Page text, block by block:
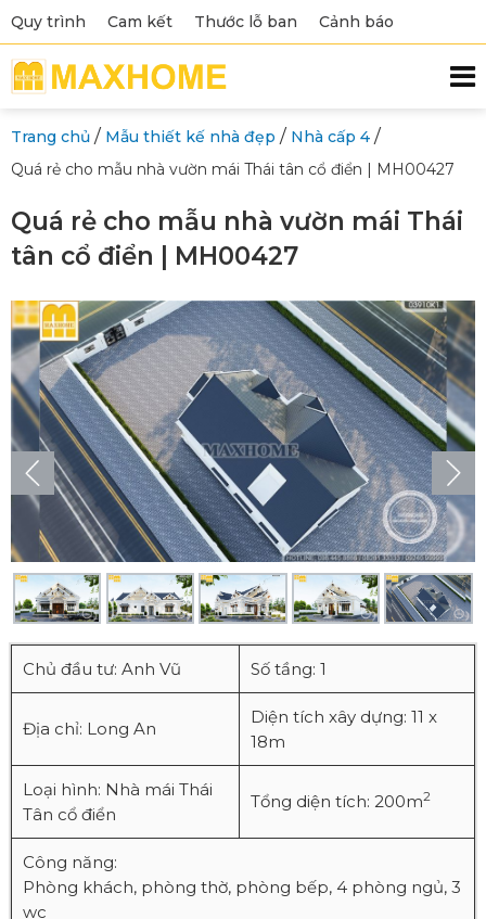
Quy trình Cam kết Thước lỗ ban Cảnh báo
Trang chủ / Mẫu thiết kế nhà đẹp / Nhà cấp 4 /
Quá rẻ cho mẫu nhà vườn mái Thái tân cổ điển | MH00427
Quá rẻ cho mẫu nhà vườn mái Thái
tân cổ điển | MH00427
Chủ đầu tư: Anh Vũ Số tầng: 1
Địa chỉ: Long An
Diện tích xây dựng: 11 x
18m
Loại hình: Nhà mái Thái
Tân cổ điển
Tổng diện tích: 200m2
Công năng:
Phòng khách, phòng thờ, phòng bếp, 4 phòng ngủ, 3
wc